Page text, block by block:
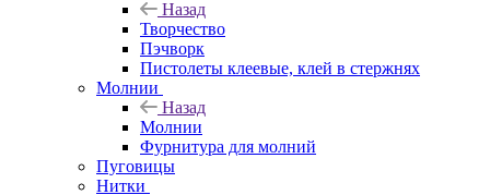
Назад
Творчество
Пэчворк
Пистолеты клеевые, клей в стержнях
Молнии
Назад
Молнии
Фурнитура для молний
Пуговицы
Нитки